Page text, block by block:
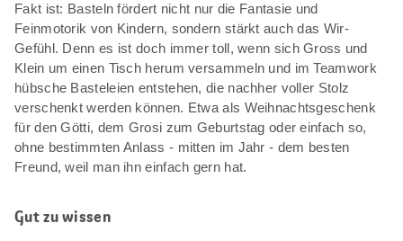
Fakt ist: Basteln fördert nicht nur die Fantasie und
Feinmotorik von Kindern, sondern stärkt auch das Wir-
Gefühl. Denn es ist doch immer toll, wenn sich Gross und
Klein um einen Tisch herum versammeln und im Teamwork
hübsche Basteleien entstehen, die nachher voller Stolz
verschenkt werden können. Etwa als Weihnachtsgeschenk
für den Götti, dem Grosi zum Geburtstag oder einfach so,
ohne bestimmten Anlass - mitten im Jahr - dem besten
Freund, weil man ihn einfach gern hat.
Gut zu wissen